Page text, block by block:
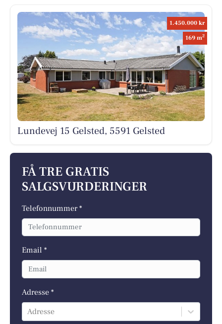
1.450.000 kr
169 m2
Lundevej 15 Gelsted, 5591 Gelsted
FÅ TRE GRATIS
SALGSVURDERINGER
Telefonnummer *
Email *
Adresse *
Adresse